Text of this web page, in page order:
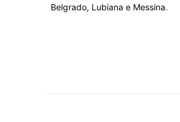
Belgrado, Lubiana e Messina.